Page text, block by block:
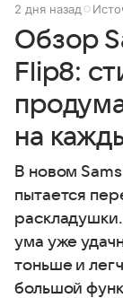
2 дня назад
Обзор
Flip8:
на
В новом
пытается
ума уже
тоньше и
большой